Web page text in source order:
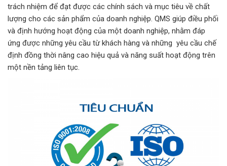
trách nhiệm để đạt được các chính sách và mục tiêu về chất
lượng cho các sản phẩm của doanh nghiệp. QMS giúp điều phối
và định hướng hoạt động của một doanh nghiệp, nhằm đáp
ứng được những yêu cầu từ khách hàng và những yêu cầu chế
định đồng thời nâng cao hiệu quả và năng suất hoạt động trên
một nền tảng liên tục.